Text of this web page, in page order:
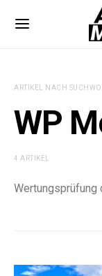
ARTIKEL NACH
WP
4 ARTIKEL
Wertungsprüfung